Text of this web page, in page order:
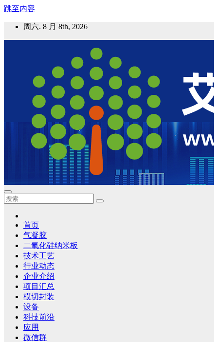
跳至内容
周六. 8 月 8th, 2026
艾邦气凝胶论坛
气凝胶材料及应用，产业链动态；气凝胶在新能源如锂电、储
首页
气凝胶
二氧化硅纳米板
技术工艺
行业动态
企业介绍
项目汇总
模切封装
设备
科技前沿
应用
微信群